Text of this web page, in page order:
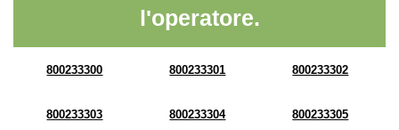
l'operatore.
800233300 800233301 800233302
800233303 800233304 800233305